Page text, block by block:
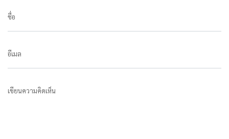
ชื่อ
อีเมล
เขียนความคิดเห็น